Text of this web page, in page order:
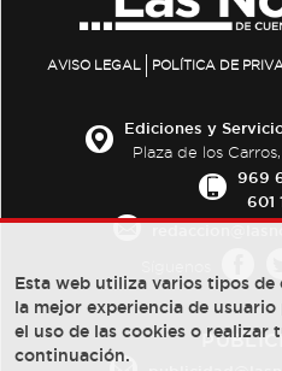
AVISO LEGAL POLÍTICA DE
Ediciones y
Plaza de los
969
601
Esta web utiliza varios tipos
la mejor experiencia de
el uso de las cookies o realizar
continuación.